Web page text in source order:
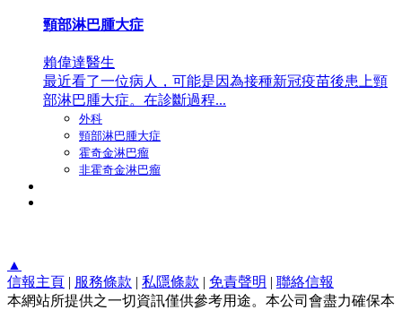
頸部淋巴腫大症
賴偉達醫生
最近看了一位病人，可能是因為接種新冠疫苗後患上頸
部淋巴腫大症。在診斷過程...
外科
頸部淋巴腫大症
霍奇金淋巴瘤
非霍奇金淋巴瘤
▲
信報主頁 | 服務條款 | 私隱條款 | 免責聲明 | 聯絡信報
本網站所提供之一切資訊僅供參考用途。本公司會盡力確保本